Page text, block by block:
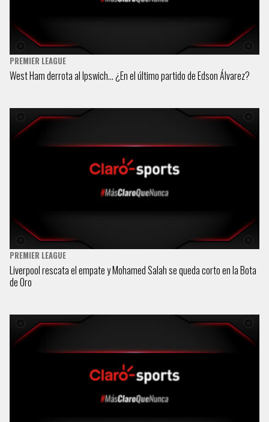
PREMIER LEAGUE
West Ham derrota al Ipswich… ¿En el último partido de Edson Álvarez?
PREMIER LEAGUE
Liverpool rescata el empate y Mohamed Salah se queda corto en la Bota
de Oro